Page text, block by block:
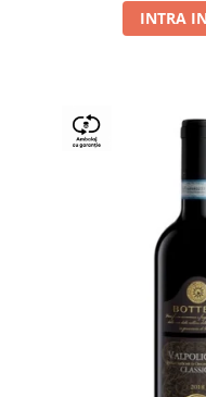
INTRA